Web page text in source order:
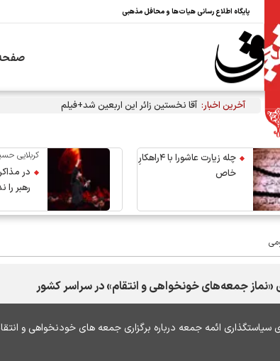
پایگاه اطلاع رسانی هیات‌ها و محافل مذهبی
آخرین اخبار: آقا نخستین زائر این اربعین شد+فیلم
چله زیارت عاشورا با ۴راهکارِ
خاص
کربلایی
در
رهبر
«نماز جمعه‌های خونخواهی و انتقام» در سراسر کشور
سیاستگذاری ائمه جمعه درباره برگزاری جمعه های خودنخواهی و